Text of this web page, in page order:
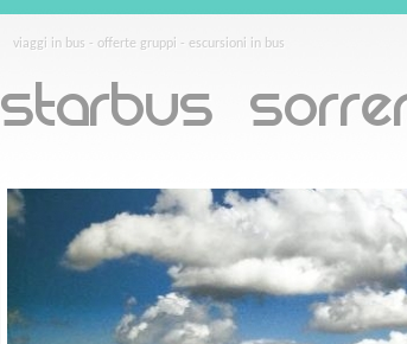
viaggi in bus - offerte gruppi - escursioni in bus
Starbus